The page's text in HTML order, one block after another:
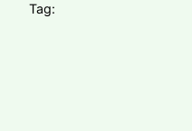
Tag: